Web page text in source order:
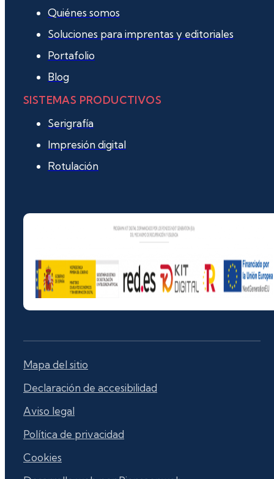
Quiénes somos
Soluciones para imprentas y editoriales
Portafolio
Blog
SISTEMAS PRODUCTIVOS
Serigrafía
Impresión digital
Rotulación
Mapa del sitio
Declaración de accesibilidad
Aviso legal
Política de privacidad
Cookies